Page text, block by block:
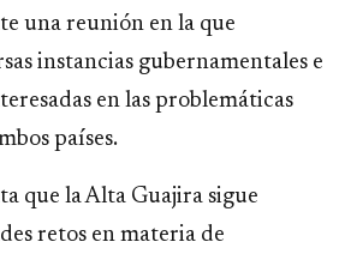
una reunión en la que
instancias gubernamentales e
en las problemáticas
países.
que la Alta Guajira sigue
retos en materia de